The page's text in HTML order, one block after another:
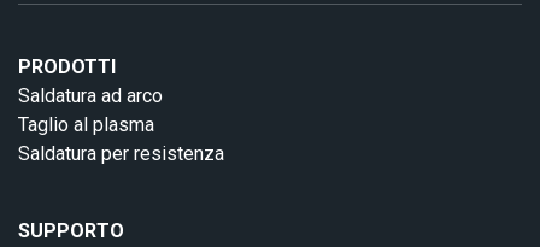
PRODOTTI
Saldatura ad arco
Taglio al plasma
Saldatura per resistenza
SUPPORTO